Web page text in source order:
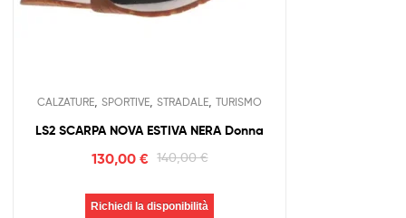
CALZATURE SPORTIVE STRADALE TURISMO
LS2 SCARPA NOVA ESTIVA NERA Donna
140,00€
130,00 €
Richiedi la disponibilità